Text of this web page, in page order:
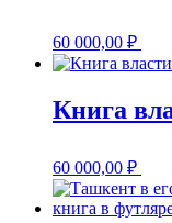
60 000,00 ₽
Книга
60 000,00 ₽